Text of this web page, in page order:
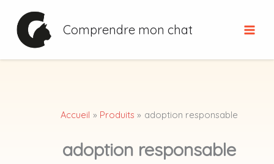
contenu
Comprendre mon chat
Accueil Produits adoption responsable
adoption responsable